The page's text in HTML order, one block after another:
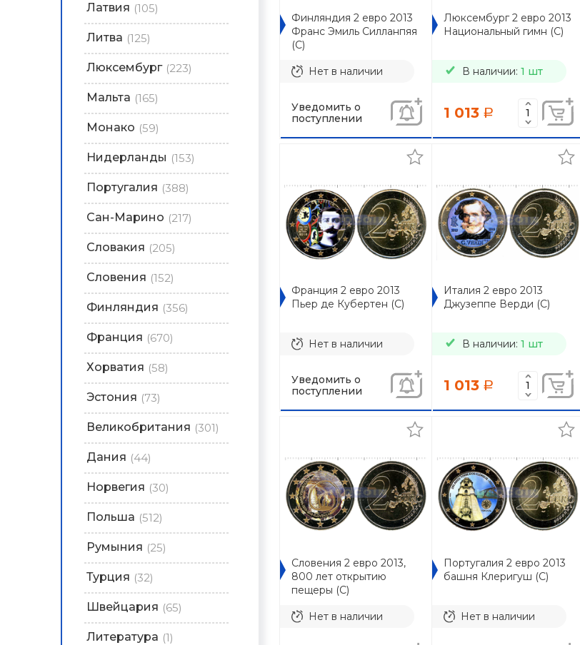
Латвия (105)
Литва (125)
Люксембург (223)
Мальта (165)
Монако (59)
Нидерланды (153)
Португалия (388)
Сан-Марино (217)
Словакия (205)
Словения (152)
Финляндия (356)
Франция (670)
Хорватия (58)
Эстония (73)
Великобритания (301)
Дания (44)
Норвегия (30)
Польша (512)
Румыния (25)
Турция (32)
Швейцария (65)
Литература (1)
Финляндия 2 евро 2013
Франс Эмиль Силланпяя
(C)
Нет в наличии
Уведомить о
поступлении
Люксембург 2 евро 2013
Национальный гимн (C)
В наличии: 1 шт
1 013 a
Франция 2 евро 2013
Пьер де Кубертен (C)
Нет в наличии
Уведомить о
поступлении
Италия 2 евро 2013
Джузеппе Верди (C)
В наличии: 1 шт
1 013 a
Словения 2 евро 2013,
800 лет открытию
пещеры (C)
Нет в наличии
Португалия 2 евро 2013
башня Клеригуш (C)
Нет в наличии